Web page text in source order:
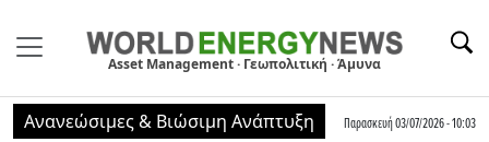
Asset Management · Γεωπολιτική · Άμυνα
Ανανεώσιμες & Βιώσιμη Ανάπτυξη Παρασκευή 03/07/2026 - 10:03